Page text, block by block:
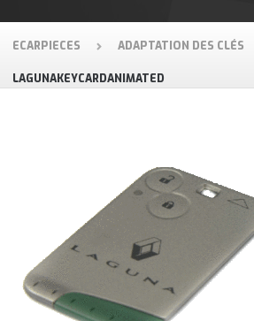
ECARPIECES ADAPTATION DES CLÉS
LAGUNAKEYCARDANIMATED